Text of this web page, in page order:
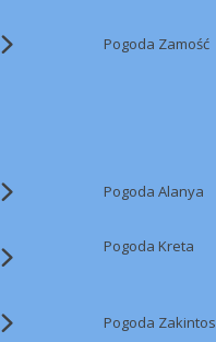
Pogoda Zamość
Pogoda Alanya
Pogoda Kreta
Pogoda Zakintos